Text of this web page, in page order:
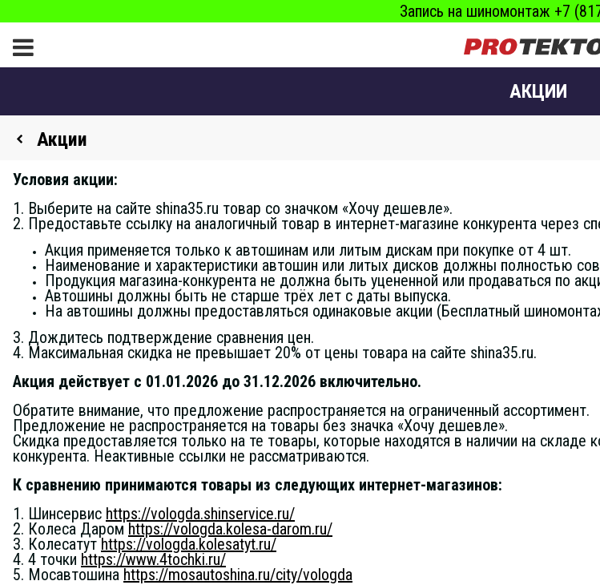
Запись на шиномонтаж +7
АКЦИИ
Акции
Условия акции:
1. Выберите на сайте shina35.ru товар со значком «Хочу дешевле».
2. Предоставьте ссылку на аналогичный товар в интернет-магазине конкурента через
Акция применяется только к автошинам или литым дискам при покупке от 4 шт.
Наименование и характеристики автошин или литых дисков должны полностью
Продукция магазина-конкурента не должна быть уцененной или продаваться по
Автошины должны быть не старше трёх лет с даты выпуска.
На автошины должны предоставляться одинаковые акции (Бесплатный
3. Дождитесь подтверждение сравнения цен.
4. Максимальная скидка не превышает 20% от цены товара на сайте shina35.ru.
Акция действует с 01.01.2026 до 31.12.2026 включительно.
Обратите внимание, что предложение распространяется на ограниченный ассортимент.
Предложение не распространяется на товары без значка «Хочу дешевле».
Скидка предоставляется только на те товары, которые находятся в наличии на
конкурента. Неактивные ссылки не рассматриваются.
К сравнению принимаются товары из следующих интернет-магазинов:
1. Шинсервис https://vologda.shinservice.ru/
2. Колеса Даром https://vologda.kolesa-darom.ru/
3. Колесатутhttps://vologda.kolesatyt.ru/
4. 4 точки https://www.4tochki.ru/
5. Мосавтошина https://mosautoshina.ru/city/vologda